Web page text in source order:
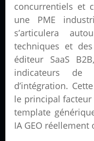
concurrentiels et
une PME
s’articulera
techniques et
éditeur SaaS
indicateurs
d’intégration.
le principal
template
IA GEO